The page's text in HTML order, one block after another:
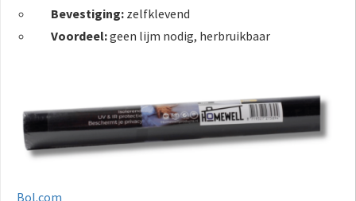
Bevestiging: zelfklevend
Voordeel:geen lijm nodig, herbruikbaar
Bol.com